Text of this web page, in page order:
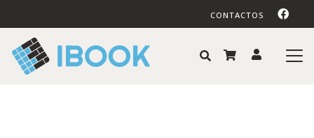
CONTACTOS